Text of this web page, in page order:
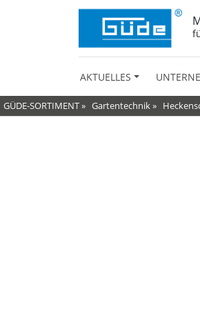
AKTUELLES
GÜDE-SORTIMENT» Gartentechnik»